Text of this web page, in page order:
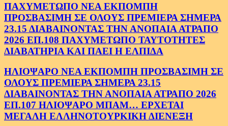
ΠΑΧΥΜΕΤΩΠΟ ΝΕΑ ΕΚΠΟΜΠΗ
ΠΡΟΣΒΑΣΙΜΗ ΣΕ ΟΛΟΥΣ ΠΡΕΜΙΕΡΑ ΣΗΜΕΡΑ
23.15 ΔΙΑΒΑΙΝΟΝΤΑΣ ΤΗΝ ΑΝΟΠΑΙΑ ΑΤΡΑΠΟ
2026 ΕΠ.108 ΠΑΧΥΜΕΤΩΠΟ ΤΑΥΤΟΤΗΤΕΣ
ΔΙΑΒΑΤΗΡΙΑ ΚΑΙ ΠΑΕΙ Η ΕΛΠΙΔΑ
ΗΛΙΟΨΑΡΟ ΝΕΑ ΕΚΠΟΜΠΗ ΠΡΟΣΒΑΣΙΜΗ ΣΕ
ΟΛΟΥΣ ΠΡΕΜΙΕΡΑ ΣΗΜΕΡΑ 23.15
ΔΙΑΒΑΙΝΟΝΤΑΣ ΤΗΝ ΑΝΟΠΑΙΑ ΑΤΡΑΠΟ 2026
ΕΠ.107 ΗΛΙΟΨΑΡΟ ΜΠΑΜ… ΕΡΧΕΤΑΙ
ΜΕΓΑΛΗ ΕΛΛΗΝΟΤΟΥΡΚΙΚΗ ΔΙΕΝΕΞΗ